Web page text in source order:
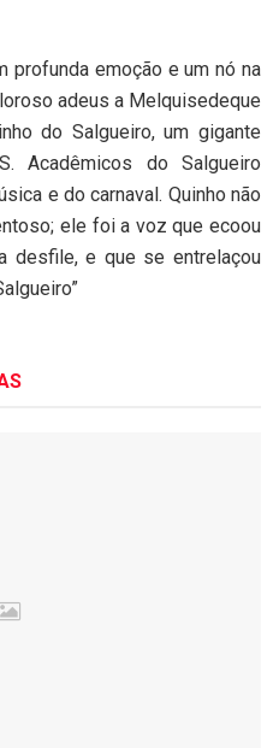
profunda emoção e um nó na
adeus a Melquisedeque
do Salgueiro, um gigante
Acadêmicos do Salgueiro
e do carnaval. Quinho não
ele foi a voz que ecoou
desfile, e que se entrelaçou